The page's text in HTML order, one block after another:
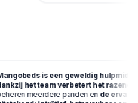
Mangobeds is een geweldig
dankzij het team verbetert het
beheren meerdere panden ende